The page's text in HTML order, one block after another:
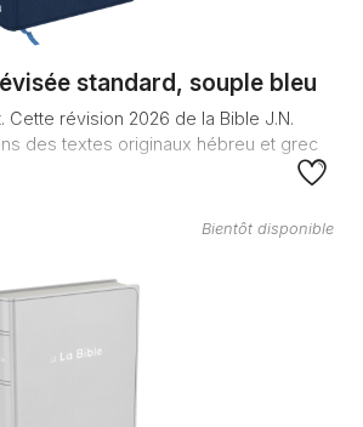
standard, souple bleu
Cette révision 2026 de la Bible J.N.
des textes originaux hébreu et grec
Bientôt disponible